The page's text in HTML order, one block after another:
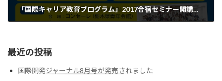
「国際キャリア教育プログラム」2017合宿セミナー開講のお知らせ
最近の投稿
国際開発ジャーナル8月号が発売されました